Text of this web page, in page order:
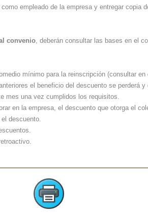
empleado de la empresa y entregar copia
convenio, deberán consultar las bases en el
mínimo para la reinscripción (consultar en
el beneficio del descuento se perderá y
mes una vez cumplidos los requisitos.
en la empresa, el descuento que otorga el
descuento.